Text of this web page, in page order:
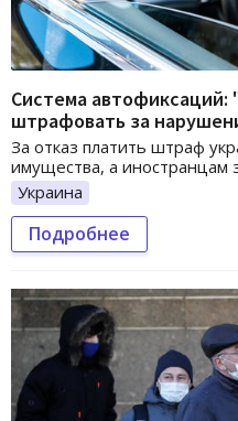
Система автофиксаций:
штрафовать за
За отказ платить штраф
имущества, а иностранцам
Украина
Подробнее